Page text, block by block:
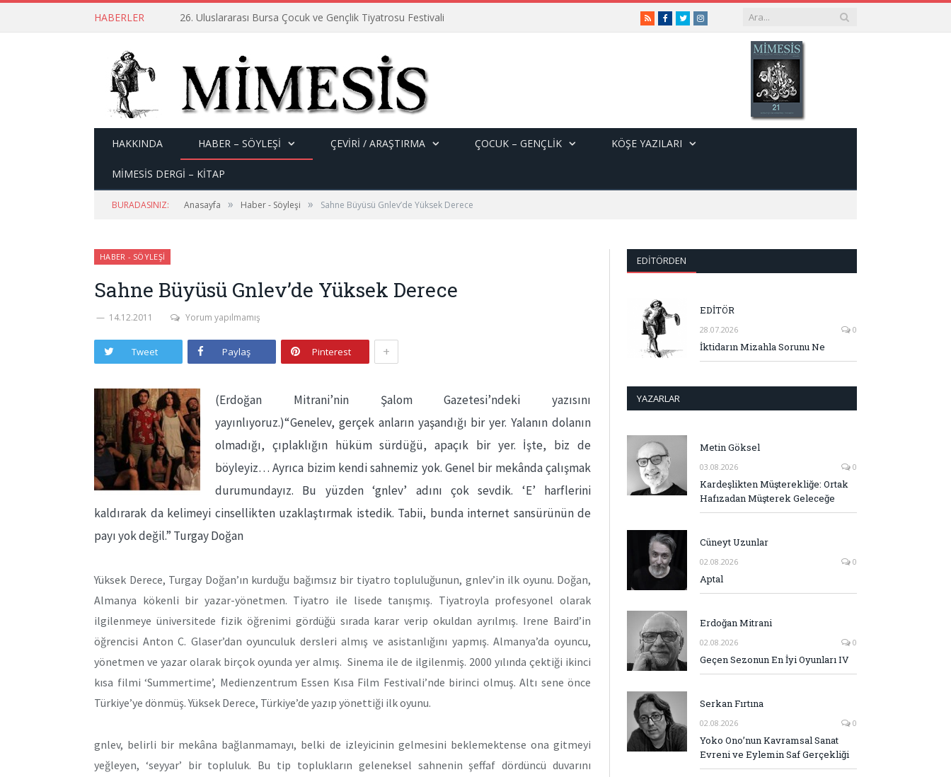
HABERLER 26. Uluslararası Bursa Çocuk ve Gençlik Tiyatrosu Festivali RSSFacebook
TwitterInstagram
HAKKINDA HABER – SÖYLEŞI ÇEVİRİ / ARAŞTIRMA ÇOCUK – GENÇLIK KÖŞE YAZILARI
MİMESİS DERGİ – KİTAP
BURADASINIZ: Anasayfa » Haber - Söyleşi » Sahne Büyüsü Gnlev’de Yüksek Derece
HABER - SÖYLEŞI
Sahne Büyüsü Gnlev’de Yüksek Derece
14.12.2011 Yorum yapılmamış
Tweet Paylaş Pinterest +
(Erdoğan Mitrani’nin Şalom Gazetesi’ndeki yazısını
yayınlıyoruz.)“Genelev, gerçek anların yaşandığı bir yer. Yalanın dolanın
olmadığı, çıplaklığın hüküm sürdüğü, apaçık bir yer. İşte, biz de
böyleyiz… Ayrıca bizim kendi sahnemiz yok. Genel bir mekânda çalışmak
durumundayız. Bu yüzden ‘gnlev’ adını çok sevdik. ‘E’ harflerini
kaldırarak da kelimeyi cinsellikten uzaklaştırmak istedik. Tabii, bunda internet sansürünün de
payı yok değil.” Turgay Doğan
Yüksek Derece, Turgay Doğan’ın kurduğu bağımsız bir tiyatro topluluğunun, gnlev’in ilk oyunu. Doğan,
Almanya kökenli bir yazar-yönetmen. Tiyatro ile lisede tanışmış. Tiyatroyla profesyonel olarak
ilgilenmeye üniversitede fizik öğrenimi gördüğü sırada karar verip okuldan ayrılmış. Irene Baird’in
öğrencisi Anton C. Glaser’dan oyunculuk dersleri almış ve asistanlığını yapmış. Almanya’da oyuncu,
yönetmen ve yazar olarak birçok oyunda yer almış. Sinema ile de ilgilenmiş. 2000 yılında çektiği ikinci
kısa filmi ‘Summertime’, Medienzentrum Essen Kısa Film Festivali’nde birinci olmuş. Altı sene önce
Türkiye’ye dönmüş. Yüksek Derece, Türkiye’de yazıp yönettiği ilk oyunu.
gnlev, belirli bir mekâna bağlanmamayı, belki de izleyicinin gelmesini beklemektense ona gitmeyi
yeğleyen, ‘seyyar’ bir topluluk. Bu tip toplukların geleneksel sahnenin şeffaf dördüncü duvarını
EDITÖRDEN
EDİTÖR
28.07.2026 0
İktidarın Mizahla Sorunu Ne
YAZARLAR
Metin Göksel
03.08.2026 0
Kardeşlikten Müşterekliğe: Ortak
Hafızadan Müşterek Geleceğe
Cüneyt Uzunlar
02.08.2026 0
Aptal
Erdoğan Mitrani
02.08.2026 0
Geçen Sezonun En İyi Oyunları IV
Serkan Fırtına
02.08.2026 0
Yoko Ono’nun Kavramsal Sanat
Evreni ve Eylemin Saf Gerçekliği